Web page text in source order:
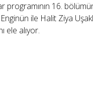
programının 16.
ile Halit Ziya
ele alıyor.